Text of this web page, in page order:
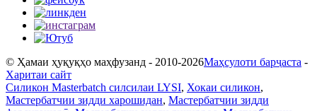
© Ҳамаи ҳуқуқҳо маҳфузанд - 2010-2026Маҳсулоти барҷаста -
Харитаи сайт
Силикон Masterbatch силсилаи LYSI, Хокаи силикон,
Мастербатчии зидди харошидан, Мастербатчии зидди